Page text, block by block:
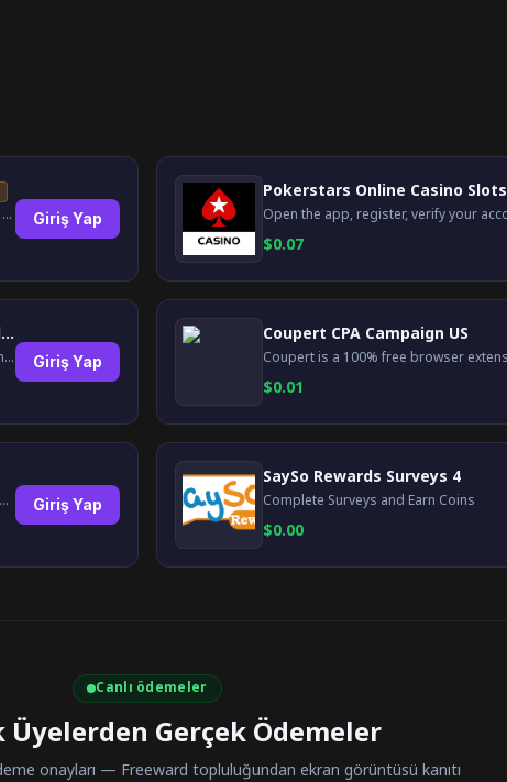
Play the game and complete all tasks within the specified timeframes. Giriş Yap
Pokerstars Online Casino Slots
$0.07
Lyca Mobile UK - 24 Months Unlimited Plus!
24 Months Unlimited Plus for only £12.00 monthly for the first 6 months, then £24. Activate your new service today for just £12.00 to earn reward. Giriş Yap
Coupert CPA Campaign US
$0.01
Complete surveys with accurate information and earn up to $5 per survey! Giriş Yap
SaySo Rewards Surveys 4
Complete Surveys and Earn Coins
$0.00
Canlı ödemeler
Üyelerden Gerçek Ödemeler
onayları — Freeward topluluğundan ekran görüntüsü kanıtı